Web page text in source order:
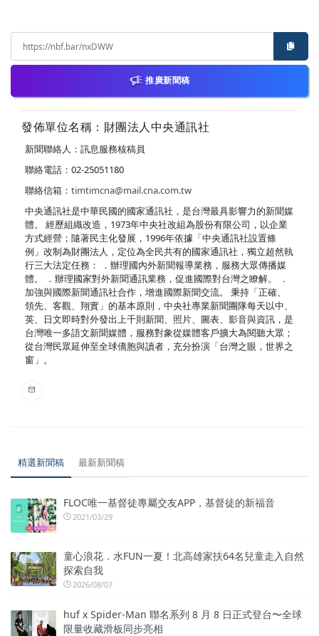
推廣新聞稿
發佈單位名稱：財團法人中央通訊社
新聞聯絡人：訊息服務核稿員
聯絡電話：02-25051180
聯絡信箱： timtimcna@mail.cna.com.tw
中央通訊社是中華民國的國家通訊社，是台灣最具影響力的新聞媒
體。 經歷組織改造，1973年中央社改組為股份有限公司，以企業
方式經營；隨著民主化發展，1996年依據「中央通訊社設置條
例」改制為財團法人，定位為全民共有的國家通訊社，獨立超然執
行三大法定任務： ．辦理國內外新聞報導業務，服務大眾傳播媒
體。 ．辦理國家對外新聞通訊業務，促進國際對台灣之瞭解。 ．
加強與國際新聞通訊社合作，增進國際新聞交流。 秉持「正確、
領先、客觀、翔實」的基本原則，中央社專業新聞團隊每天以中、
英、日文即時對外發出上千則新聞、照片、圖表、影音與資訊，是
台灣唯一多語文新聞媒體，服務對象從媒體客戶擴大為閱聽大眾；
從台灣民眾延伸至全球僑胞與讀者，充分扮演「台灣之眼，世界之
窗」。
精選新聞稿 最新新聞稿
FLOC唯一基督徒專屬交友APP，基督徒的新福音
2021/03/29
童心浪花．水FUN一夏！北高雄家扶64名兒童走入自然
探索自我
2026/08/07
huf x Spider-Man 聯名系列 8 月 8 日正式登台〜全球
限量收藏滑板同步亮相